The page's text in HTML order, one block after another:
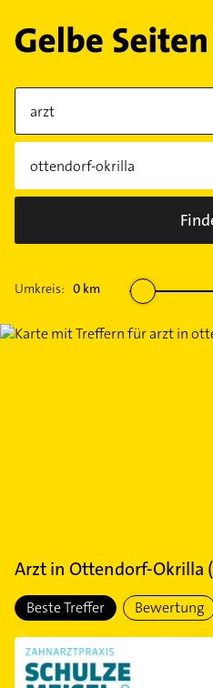
Umkreis: 0 km
Arztin Ottendorf-Okrilla (
Beste Treffer Bewertung